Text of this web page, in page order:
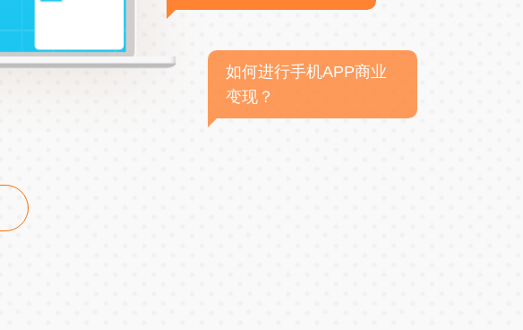
如何进行手机APP商业
变现？